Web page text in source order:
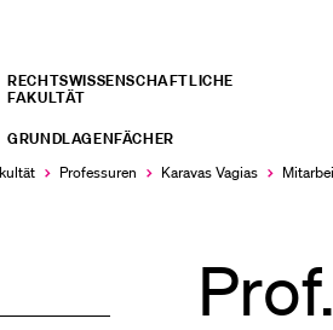
RECHTS­­WISSENSCHAFTLICHE
FAKULTÄT
GRUNDLAGENFÄCHER
Professuren Karavas Vagias